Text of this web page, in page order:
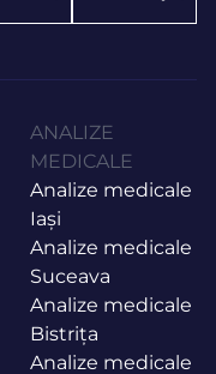
ANALIZE
MEDICALE
Analize medicale
Iași
Analize medicale
Suceava
Analize medicale
Bistrița
Analize medicale